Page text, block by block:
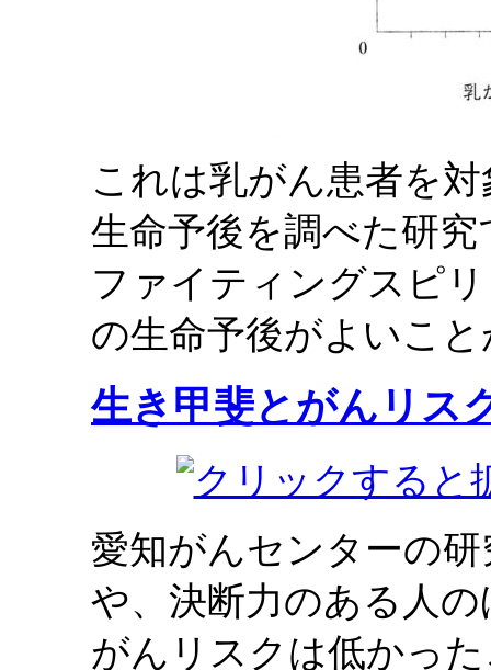
これは乳がん患者を
生命予後を調べた研
ファイティングスピ
の生命予後がよいこ
生き甲斐とがんリス
愛知がんセンターの
や、決断力のある人
がんリスクは低かっ